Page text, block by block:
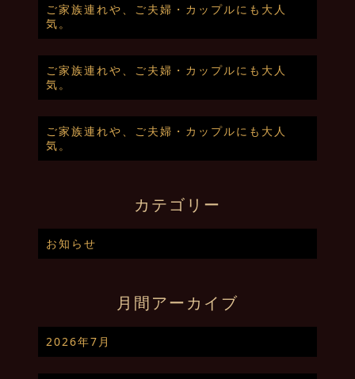
ご家族連れや、ご夫婦・カップルにも大人
気。
ご家族連れや、ご夫婦・カップルにも大人
気。
ご家族連れや、ご夫婦・カップルにも大人
気。
カテゴリー
お知らせ
月間アーカイブ
2026年7月